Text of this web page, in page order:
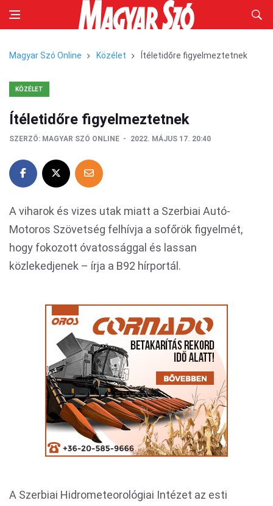
Magyar Szó Online Közélet Ítéletidőre figyelmeztetnek
KÖZÉLET
Ítéletidőre figyelmeztetnek
SZERZŐ: MAGYAR SZÓ ONLINE 2022. MÁJUS 17. 20:40
A viharok és vizes utak miatt a Szerbiai Autó-
Motoros Szövetség felhívja a sofőrök figyelmét,
hogy fokozott óvatossággal és lassan
közlekedjenek – írja a B92 hírportál.
A Szerbiai Hidrometeorológiai Intézet az esti